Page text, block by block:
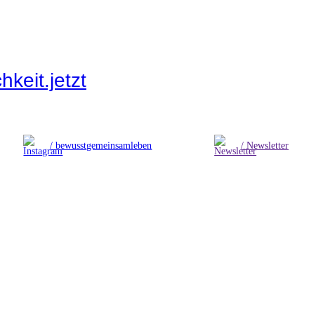
/ bewusstgemeinsamleben / Newsletter